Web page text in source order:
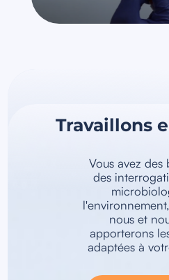
Travaillons
Vous avez des
des
nous et
apporterons
adaptées à